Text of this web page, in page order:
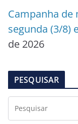
Campanha de
segunda (3/8)
de 2026
PESQUISAR